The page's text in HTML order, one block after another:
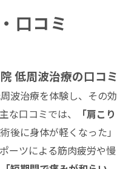
口コミ
低周波治療の口コミ
波治療を体験し、その効
な口コミでは、
「肩こり
後に身体が軽くなった」
ーツによる筋肉疲労や慢